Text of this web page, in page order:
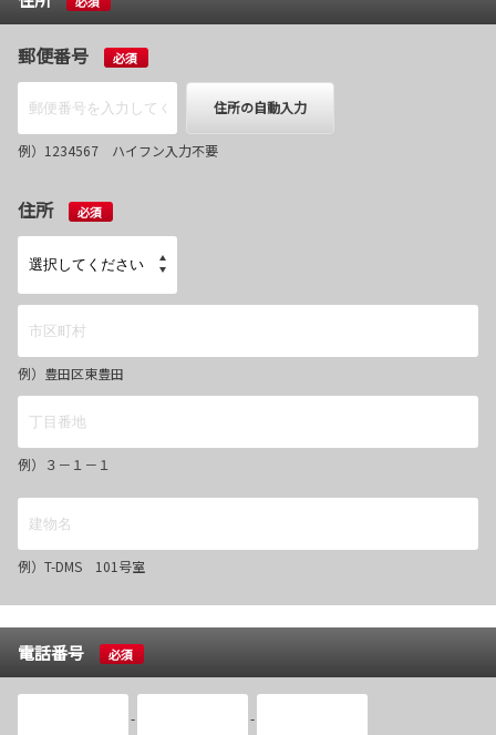
郵便番号 必須
住所の自動入力
例）1234567 ハイフン入力不要
住所 必須
例）豊田区東豊田
例）３－１－１
例）T-DMS 101号室
電話番号 必須
- -